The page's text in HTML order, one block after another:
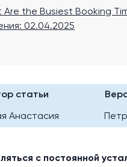
Are the Busiest Booking
02.04.2025
статьи
Анастасия
с постоянной